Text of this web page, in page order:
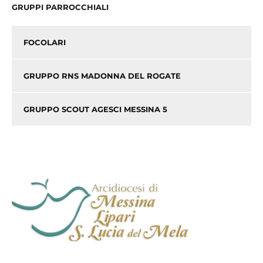
GRUPPI PARROCCHIALI
FOCOLARI
GRUPPO RNS MADONNA DEL ROGATE
GRUPPO SCOUT AGESCI MESSINA 5